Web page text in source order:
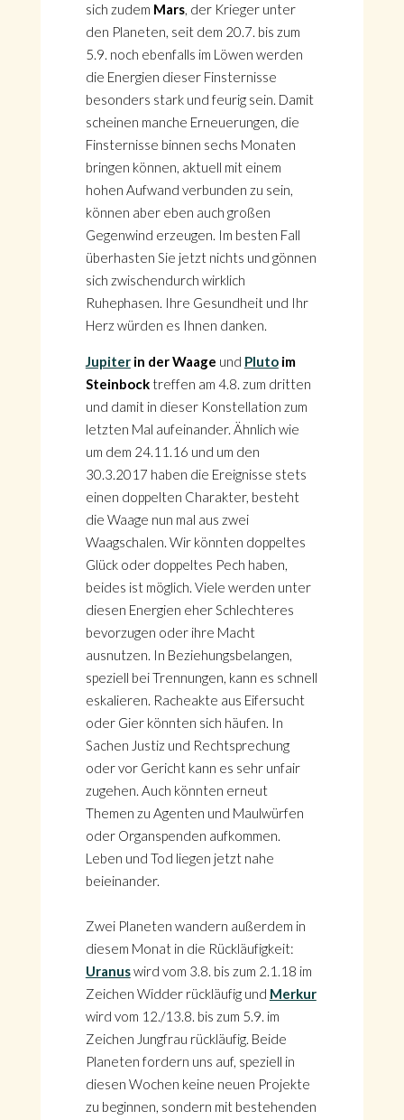
sich zudem Mars, der Krieger unter
den Planeten, seit dem 20.7. bis zum
5.9. noch ebenfalls im Löwen werden
die Energien dieser Finsternisse
besonders stark und feurig sein. Damit
scheinen manche Erneuerungen, die
Finsternisse binnen sechs Monaten
bringen können, aktuell mit einem
hohen Aufwand verbunden zu sein,
können aber eben auch großen
Gegenwind erzeugen. Im besten Fall
überhasten Sie jetzt nichts und gönnen
sich zwischendurch wirklich
Ruhephasen. Ihre Gesundheit und Ihr
Herz würden es Ihnen danken.
Jupiterin der Waage und Plutoim
Steinbocktreffen am 4.8. zum dritten
und damit in dieser Konstellation zum
letzten Mal aufeinander. Ähnlich wie
um dem 24.11.16 und um den
30.3.2017 haben die Ereignisse stets
einen doppelten Charakter, besteht
die Waage nun mal aus zwei
Waagschalen. Wir könnten doppeltes
Glück oder doppeltes Pech haben,
beides ist möglich. Viele werden unter
diesen Energien eher Schlechteres
bevorzugen oder ihre Macht
ausnutzen. In Beziehungsbelangen,
speziell bei Trennungen, kann es schnell
eskalieren. Racheakte aus Eifersucht
oder Gier könnten sich häufen. In
Sachen Justiz und Rechtsprechung
oder vor Gericht kann es sehr unfair
zugehen. Auch könnten erneut
Themen zu Agenten und Maulwürfen
oder Organspenden aufkommen.
Leben und Tod liegen jetzt nahe
beieinander.
Zwei Planeten wandern außerdem in
diesem Monat in die Rückläufigkeit:
Uranuswird vom 3.8. bis zum 2.1.18 im
Zeichen Widder rückläufig und Merkur
wird vom 12./13.8. bis zum 5.9. im
Zeichen Jungfrau rückläufig. Beide
Planeten fordern uns auf, speziell in
diesen Wochen keine neuen Projekte
zu beginnen, sondern mit bestehenden